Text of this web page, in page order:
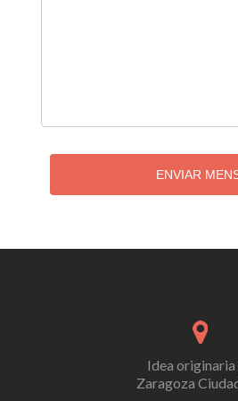
ENVIAR
Idea originaria
Zaragoza